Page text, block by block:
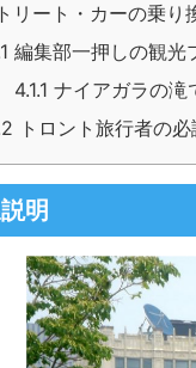
リート・カーの乗り
編集部一押しの観光
4.1.1 ナイアガラの滝
トロント旅行者の
明